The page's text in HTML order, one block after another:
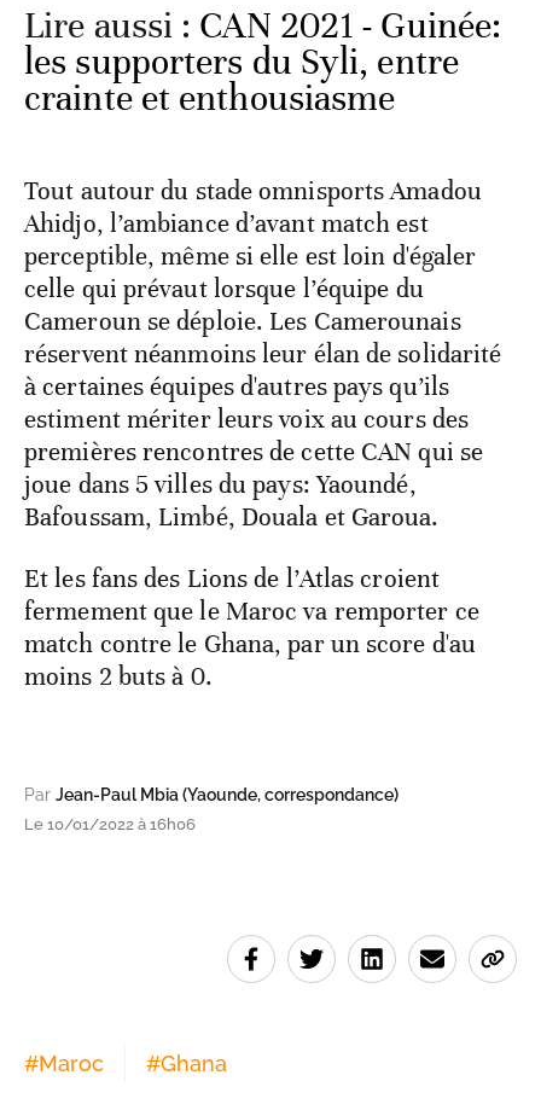
Lire aussi : CAN 2021 - Guinée:
les supporters du Syli, entre
crainte et enthousiasme
Tout autour du stade omnisports Amadou
Ahidjo, l’ambiance d’avant match est
perceptible, même si elle est loin d'égaler
celle qui prévaut lorsque l’équipe du
Cameroun se déploie. Les Camerounais
réservent néanmoins leur élan de solidarité
à certaines équipes d'autres pays qu’ils
estiment mériter leurs voix au cours des
premières rencontres de cette CAN qui se
joue dans 5 villes du pays: Yaoundé,
Bafoussam, Limbé, Douala et Garoua.
Et les fans des Lions de l’Atlas croient
fermement que le Maroc va remporter ce
match contre le Ghana, par un score d'au
moins 2 buts à 0.
Par Jean-Paul Mbia (Yaounde, correspondance)
Le 10/01/2022 à 16h06
#Maroc #Ghana